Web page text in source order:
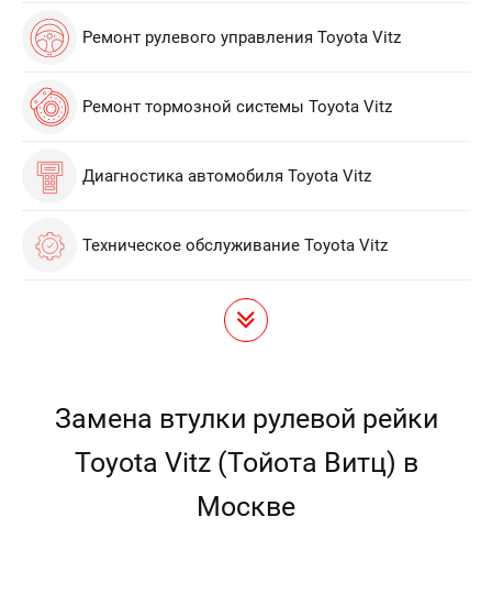
Ремонт рулевого управления Toyota Vitz
Ремонт тормозной системы Toyota Vitz
Диагностика автомобиля Toyota Vitz
Техническое обслуживание Toyota Vitz
Замена втулки рулевой рейки
Toyota Vitz (Тойота Витц) в
Москве